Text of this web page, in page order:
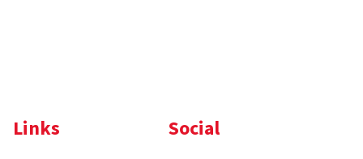
Links Social